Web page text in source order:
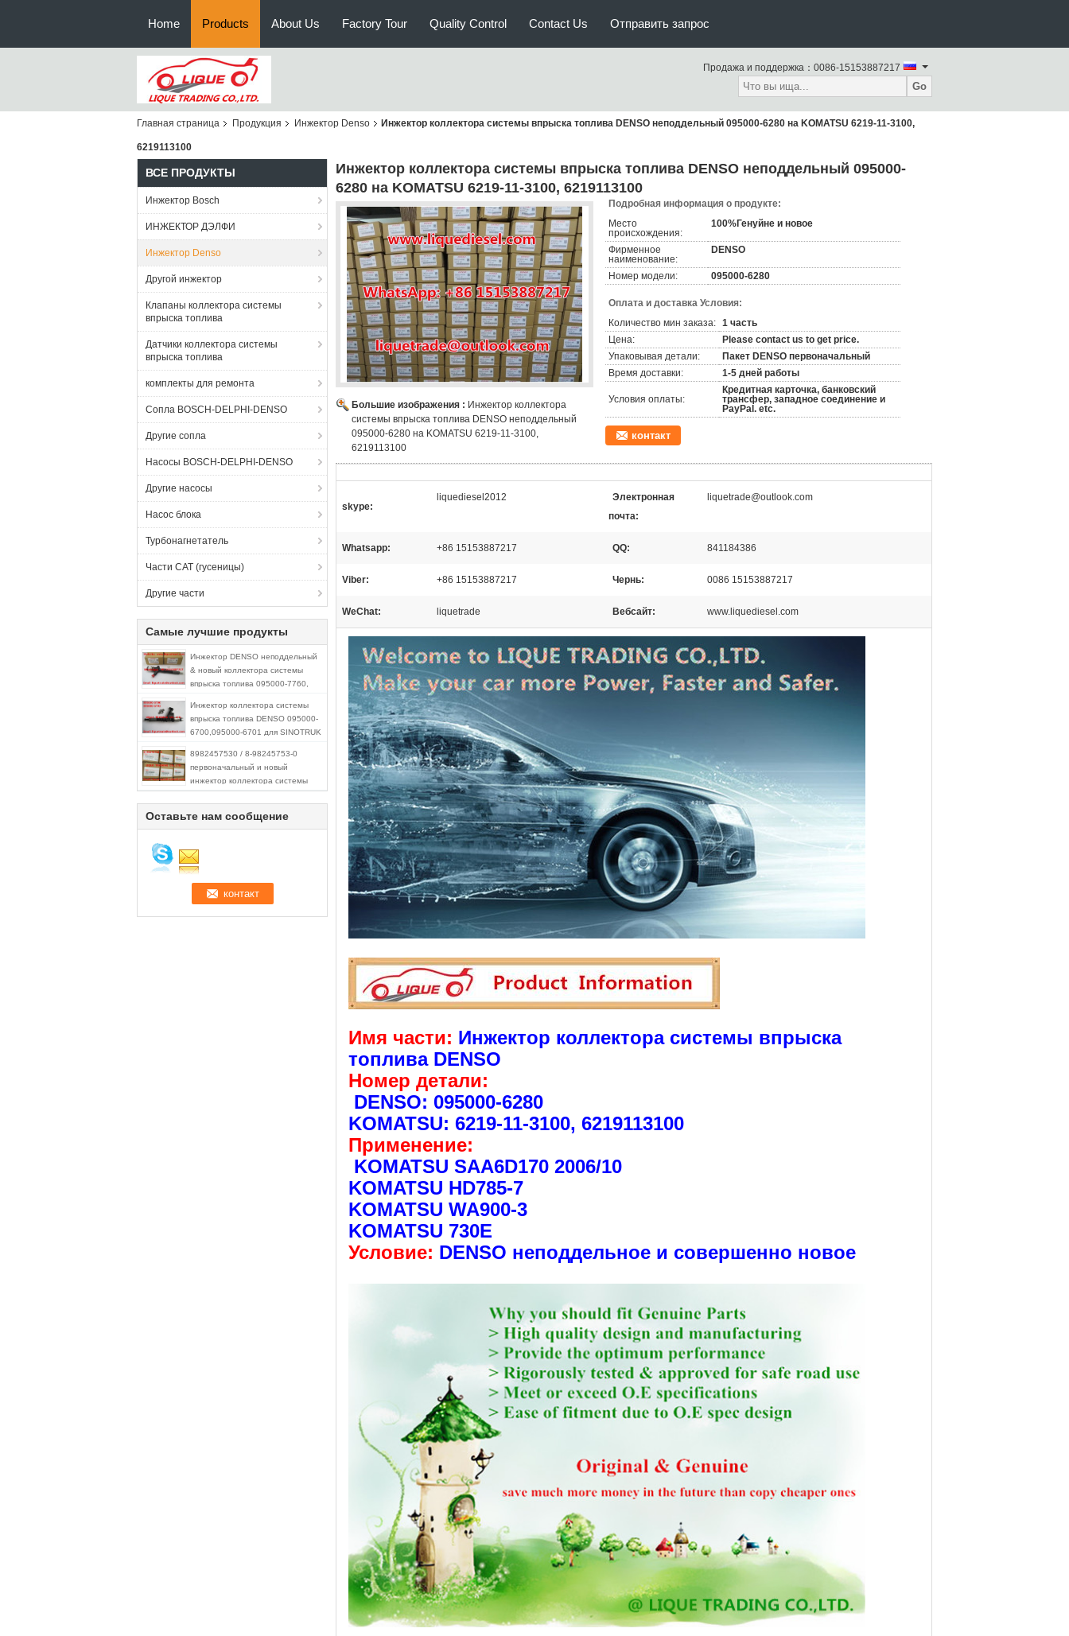
Home Products About Us Factory Tour Quality Control Contact Us Отправить запрос
Продажа и поддержка： 0086-15153887217
Go
Главная страница Продукция Инжектор Denso Инжектор коллектора системы впрыска топлива DENSO неподдельный 095000-6280 на KOMATSU 6219-11-3100,
6219113100
ВСЕ ПРОДУКТЫ
Инжектор Bosch
ИНЖЕКТОР ДЭЛФИ
Инжектор Denso
Другой инжектор
Клапаны коллектора системы
впрыска топлива
Датчики коллектора системы
впрыска топлива
комплекты для ремонта
Сопла BOSCH-DELPHI-DENSO
Другие сопла
Насосы BOSCH-DELPHI-DENSO
Другие насосы
Насос блока
Турбонагнетатель
Части CAT (гусеницы)
Другие части
Самые лучшие продукты
Инжектор DENSO неподдельный
& новый коллектора системы
впрыска топлива 095000-7760,
ТОЙОТА 23670-30300,23670-
39275
Инжектор коллектора системы
впрыска топлива DENSO 095000-
6700,095000-6701 для SINOTRUK
R61540080017A/150100106800
8982457530 / 8-98245753-0
первоначальный и новый
инжектор коллектора системы
впрыска топлива 8982457530/8-
3.0L ISUZU
Оставьте нам сообщение
Инжектор коллектора системы впрыска топлива DENSO неподдельный 095000-
6280 на KOMATSU 6219-11-3100, 6219113100
Большие изображения : Инжектор коллектора
системы впрыска топлива DENSO неподдельный
095000-6280 на KOMATSU 6219-11-3100,
6219113100
Подробная информация о продукте:
Место
происхождения:
100%Генуйне и новое
Фирменное
наименование:
DENSO
Номер модели: 095000-6280
Оплата и доставка Условия:
Количество мин заказа: 1 часть
Цена:
Please contact us to get price.
Упаковывая детали:
Пакет DENSO первоначальный
Время доставки:
1-5 дней работы
Условия оплаты:
Кредитная карточка, банковский
трансфер, западное соединение и
PayPal. etc.
контакт
skype:
liquediesel2012
Электронная
почта:
liquetrade@outlook.com
Whatsapp: +86 15153887217 QQ: 841184386
Viber: +86 15153887217 Чернь: 0086 15153887217
WeChat: liquetrade Вебсайт: www.liquediesel.com
Имя части: Инжектор коллектора системы впрыска
топлива DENSO
Номер детали:
DENSO: 095000-6280
KOMATSU: 6219-11-3100, 6219113100
Применение:
KOMATSU SAA6D170 2006/10
KOMATSU HD785-7
KOMATSU WA900-3
KOMATSU 730E
Условие: DENSO неподдельное и совершенно новое